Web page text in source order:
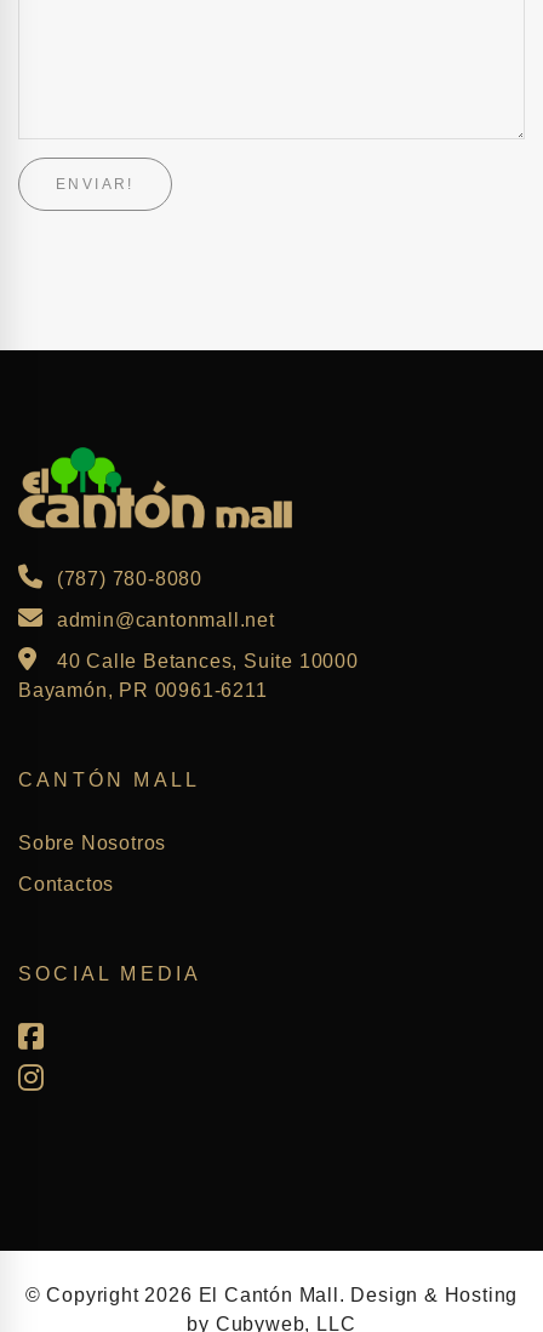
(787) 780-8080
admin@cantonmall.net
40 Calle Betances, Suite 10000
Bayamón, PR 00961-6211
CANTÓN MALL
Sobre Nosotros
Contactos
SOCIAL MEDIA
© Copyright 2026 El Cantón Mall . Design & Hosting
by Cubyweb, LLC